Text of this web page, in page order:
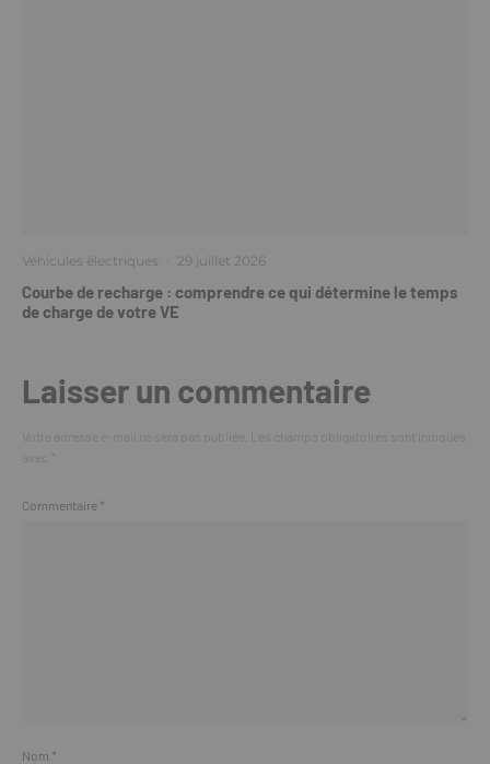
Véhicules électriques · 29 juillet 2026
Courbe de recharge : comprendre ce qui détermine le temps
de charge de votre VE
Laisser un commentaire
Commentaire *
Nom *